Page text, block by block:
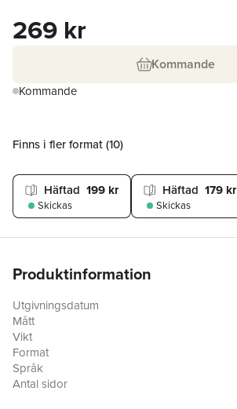
269 kr
Kommande
Kommande
Finns i fler format (10)
Häftad 199 kr
Skickas
Häftad 179 kr
Skickas
Produktinformation
Utgivningsdatum
Mått
Vikt
Format
Språk
Antal sidor